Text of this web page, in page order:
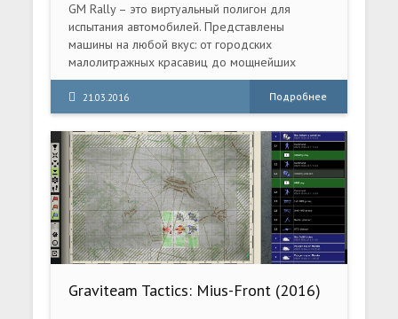
GM Rally – это виртуальный полигон для
испытания автомобилей. Представлены
машины на любой вкус: от городских
малолитражных красавиц до мощнейших
вездеходов, презрительно взирающих на
бездорожье- Opel, Chevrolet, Saab с
разнообразными гоночными параметрами.
Выбранную машину можно испытать на
двадцати пяти трассах, которые проходят по
побережью Средиземного моря.
21.03.2016 Подробнее
Graviteam Tactics: Mius-Front (2016)